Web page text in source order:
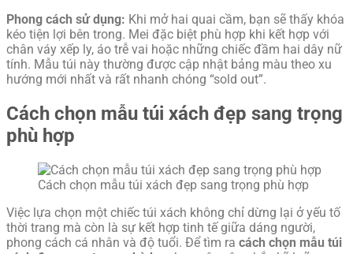
Phong cách sử dụng: Khi mở hai quai cầm, bạn sẽ thấy khóa
kéo tiện lợi bên trong. Mei đặc biệt phù hợp khi kết hợp với
chân váy xếp ly, áo trễ vai hoặc những chiếc đầm hai dây nữ
tính. Mẫu túi này thường được cập nhật bảng màu theo xu
hướng mới nhất và rất nhanh chóng “sold out”.
Cách chọn mẫu túi xách đẹp sang trọng
phù hợp
Cách chọn mẫu túi xách đẹp sang trọng phù hợp
Việc lựa chọn một chiếc túi xách không chỉ dừng lại ở yếu tố
thời trang mà còn là sự kết hợp tinh tế giữa dáng người,
phong cách cá nhân và độ tuổi. Để tìm ra cách chọn mẫu túi